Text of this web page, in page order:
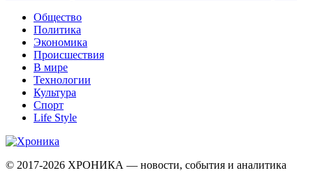
Общество
Политика
Экономика
Происшествия
В мире
Технологии
Культура
Спорт
Life Style
© 2017-2026 ХРОНИКА — новости, события и аналитика